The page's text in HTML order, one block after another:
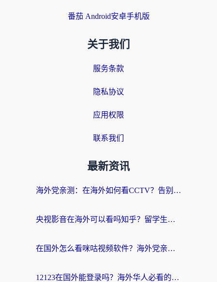
番茄 Android安卓手机版
关于我们
服务条款
隐私协议
应用权限
联系我们
最新资讯
海外党亲测：在海外如何看CCTV？告别“仅限大陆播放”的实用指南
央视影音在海外可以看吗知乎？留学生亲测：3步解决地域限制+追剧自由
在国外怎么看咪咕视频软件？海外党亲测有效的回国加速方案
12123在国外能登录吗？海外华人必看的回国加速实用指南